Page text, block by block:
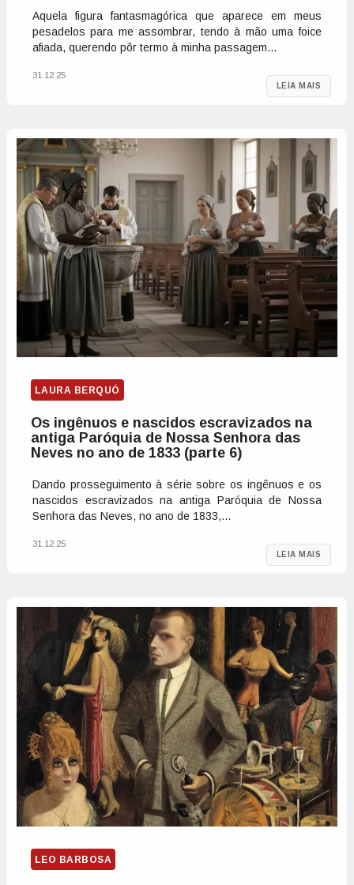
Aquela figura fantasmagórica que aparece em meus
pesadelos para me assombrar, tendo à mão uma foice
afiada, querendo pôr termo à minha passagem...
LEIA MAIS
31.12.25
LAURA BERQUÓ
Os ingênuos e nascidos escravizados na
antiga Paróquia de Nossa Senhora das
Neves no ano de 1833 (parte 6)
Dando prosseguimento à série sobre os ingênuos e os
nascidos escravizados na antiga Paróquia de Nossa
Senhora das Neves, no ano de 1833,...
LEIA MAIS
31.12.25
LEO BARBOSA